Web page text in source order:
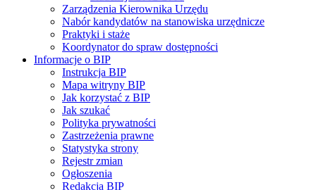
Zarządzenia Kierownika Urzędu
Nabór kandydatów na stanowiska urzędnicze
Praktyki i staże
Koordynator do spraw dostępności
Informacje o BIP
Instrukcja BIP
Mapa witryny BIP
Jak korzystać z BIP
Jak szukać
Polityka prywatności
Zastrzeżenia prawne
Statystyka strony
Rejestr zmian
Ogłoszenia
Redakcja BIP